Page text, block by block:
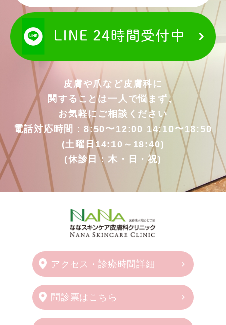
皮膚や爪など皮膚科に
関することは一人で悩まず、
お気軽にご相談ください
電話対応時間：8:50〜12:00 14:10〜18:50
(土曜日14:10～18:40)
(休診日：木・日・祝)
アクセス・診療時間詳細
問診票はこちら